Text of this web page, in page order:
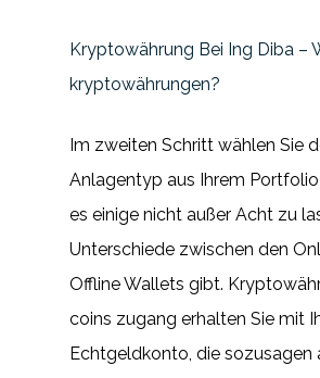
Kryptowährung Bei Ing Diba –
kryptowährungen?
Im zweiten Schritt wählen Sie
Anlagentyp aus Ihrem Portfolio
es einige nicht außer Acht zu
Unterschiede zwischen den
Offline Wallets gibt.
coins zugang erhalten Sie mit
Echtgeldkonto, die sozusagen